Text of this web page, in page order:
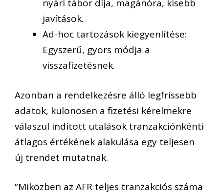
nyári tábor díja, magánóra, kisebb
javítások.
Ad-hoc tartozások kiegyenlítése:
Egyszerű, gyors módja a
visszafizetésnek.
Azonban a rendelkezésre álló legfrissebb
adatok, különösen a fizetési kérelmekre
válaszul indított utalások tranzakciónkénti
átlagos értékének alakulása egy teljesen
új trendet mutatnak.
“Miközben az AFR teljes tranzakciós száma